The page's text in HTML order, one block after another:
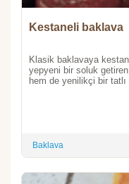
Kestaneli baklava
Klasik baklavaya
yepyeni bir soluk
hem de yenilikçi bir tatlı
Baklava